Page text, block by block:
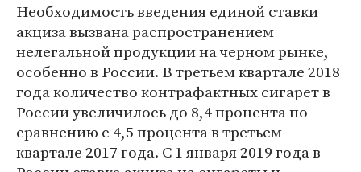
Необходимость введения единой ставки
акциза вызвана распространением
нелегальной продукции на черном рынке,
особенно в России. В третьем квартале 2018
года количество контрафактных сигарет в
России увеличилось до 8,4 процента по
сравнению с 4,5 процента в третьем
квартале 2017 года. С 1 января 2019 года в